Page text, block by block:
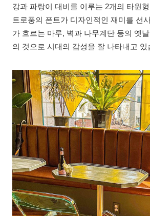
강과 파랑이 대비를 이루는 2개의 타원
트로풍의 폰트가 디자인적인 재미를 선
가 흐르는 마루, 벽과 나무계단 등의 옛
의 것으로 시대의 감성을 잘 나타내고 있